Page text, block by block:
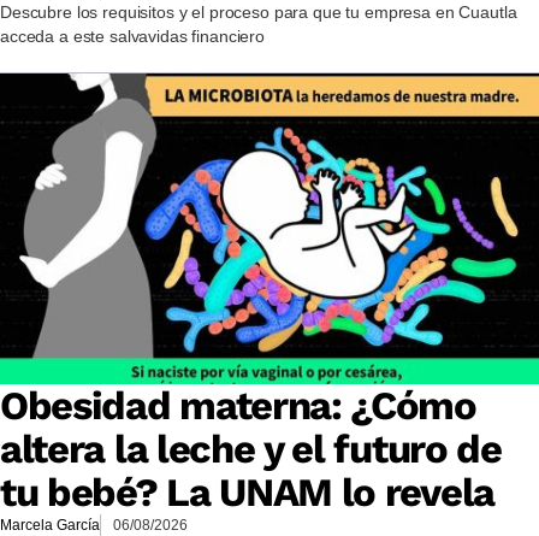
Descubre los requisitos y el proceso para que tu empresa en Cuautla
acceda a este salvavidas financiero
Obesidad materna: ¿Cómo
altera la leche y el futuro de
tu bebé? La UNAM lo revela
Marcela García 06/08/2026